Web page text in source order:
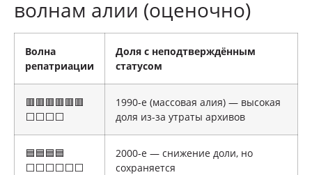
волнам алии (оценочно)
Волна
репатриации
Доля с неподтверждённым
статусом
🟥🟥🟥🟥🟥🟥
⬜⬜⬜⬜
1990-е (массовая алия) — высокая
доля из-за утраты архивов
🟦🟦🟦🟦
⬜⬜⬜⬜⬜⬜
2000-е — снижение доли, но
сохраняется